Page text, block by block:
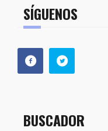
SÍGUENOS
BUSCADOR